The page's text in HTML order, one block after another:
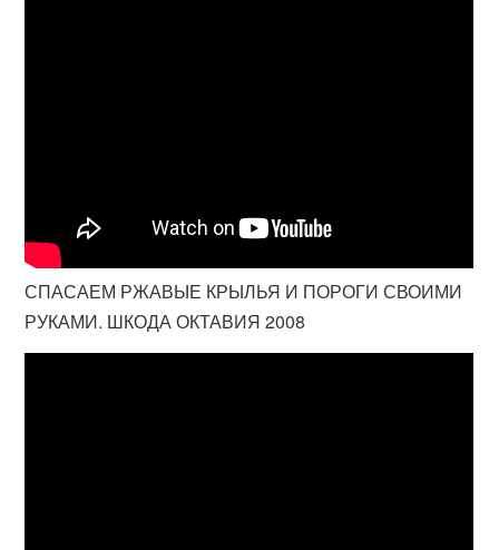
СПАСАЕМ РЖАВЫЕ КРЫЛЬЯ И ПОРОГИ СВОИМИ
РУКАМИ. ШКОДА ОКТАВИЯ 2008